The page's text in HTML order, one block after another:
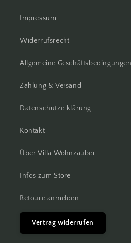
Impressum
Widerrufsrecht
Allgemeine Geschäftsbedingungen
Zahlung & Versand
Datenschutzerklärung
Kontakt
Über Villa Wohnzauber
Infos zum Store
Retoure anmelden
Vertrag widerrufen